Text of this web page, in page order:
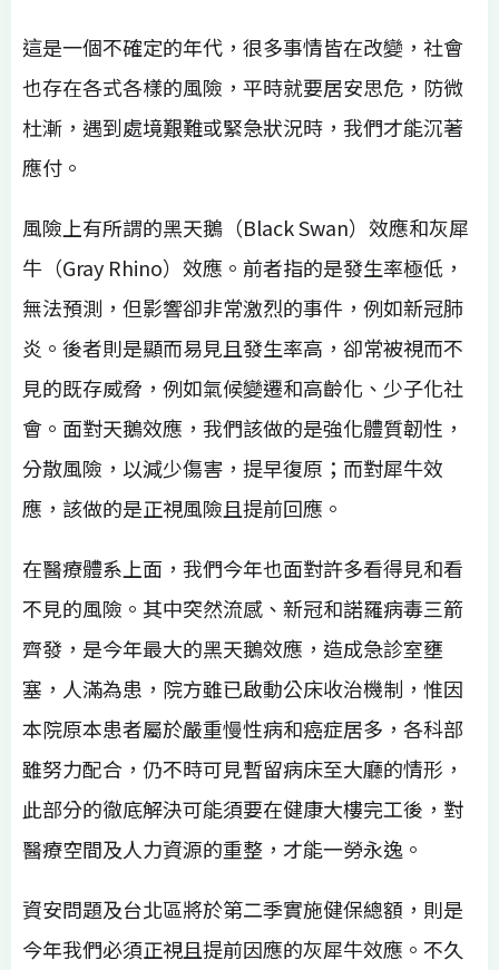
這是一個不確定的年代，很多事情皆在改變，社會
也存在各式各樣的風險，平時就要居安思危，防微
杜漸，遇到處境艱難或緊急狀況時，我們才能沉著
應付。
風險上有所謂的黑天鵝（Black Swan）效應和灰犀
牛（Gray Rhino）效應。前者指的是發生率極低，
無法預測，但影響卻非常激烈的事件，例如新冠肺
炎。後者則是顯而易見且發生率高，卻常被視而不
見的既存威脅，例如氣候變遷和高齡化、少子化社
會。面對天鵝效應，我們該做的是強化體質韌性，
分散風險，以減少傷害，提早復原；而對犀牛效
應，該做的是正視風險且提前回應。
在醫療體系上面，我們今年也面對許多看得見和看
不見的風險。其中突然流感、新冠和諾羅病毒三箭
齊發，是今年最大的黑天鵝效應，造成急診室壅
塞，人滿為患，院方雖已啟動公床收治機制，惟因
本院原本患者屬於嚴重慢性病和癌症居多，各科部
雖努力配合，仍不時可見暫留病床至大廳的情形，
此部分的徹底解決可能須要在健康大樓完工後，對
醫療空間及人力資源的重整，才能一勞永逸。
資安問題及台北區將於第二季實施健保總額，則是
今年我們必須正視且提前因應的灰犀牛效應。不久